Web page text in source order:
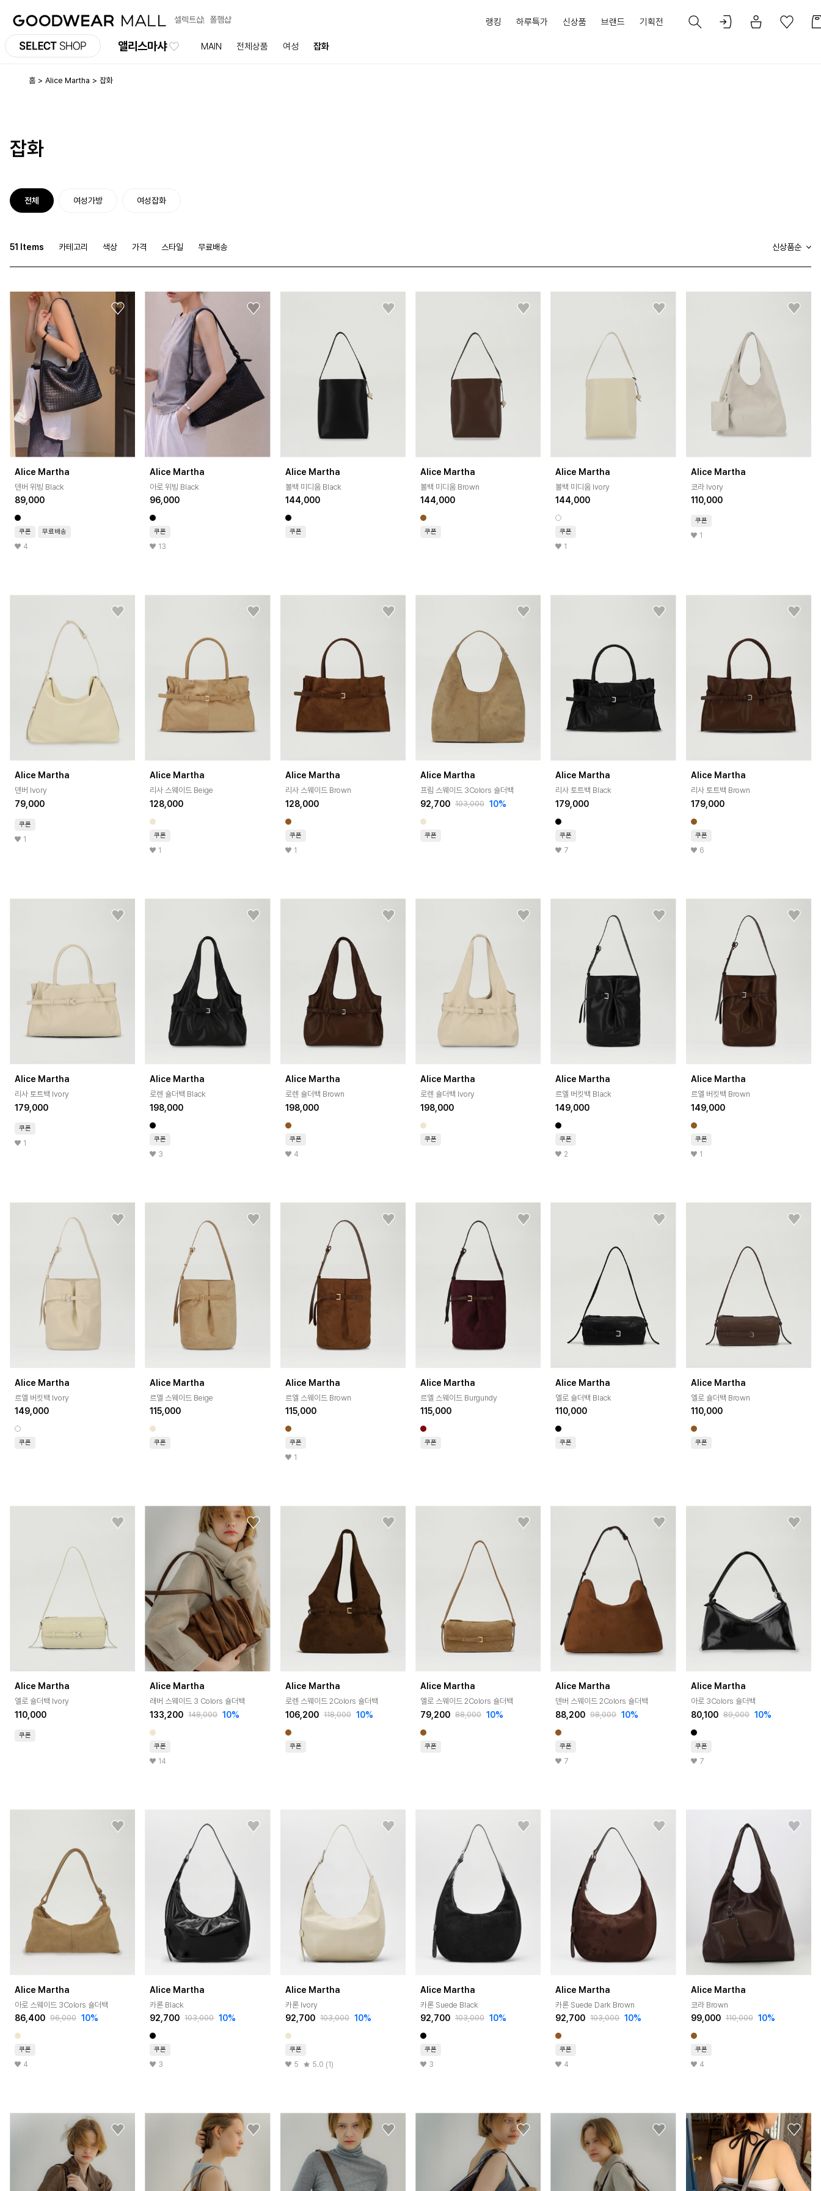
셀렉트샵 폴햄샵
앨리스마샤 MAIN 전체상품 여성 잡화
랭킹 하루특가 신상품 브랜드 기획전
홈 Alice Martha 잡화
잡화
전체 여성가방 여성잡화
51 Items 카테고리 색상 가격 스타일 무료배송 신상품순
Alice Martha
덴버 위빙 Black
89,000
쿠폰 무료배송
4
Alice Martha
아로 위빙 Black
96,000
쿠폰
13
Alice Martha
볼백 미디움 Black
144,000
쿠폰
Alice Martha
볼백 미디움 Brown
144,000
쿠폰
Alice Martha
볼백 미디움 Ivory
144,000
쿠폰
1
Alice Martha
코라 Ivory
110,000
쿠폰
1
Alice Martha
덴버 Ivory
79,000
쿠폰
1
Alice Martha
리사 스웨이드 Beige
128,000
쿠폰
1
Alice Martha
리사 스웨이드 Brown
128,000
쿠폰
1
Alice Martha
프림 스웨이드 3Colors 숄더백
92,700 103,000 10%
쿠폰
Alice Martha
리사 토트백 Black
179,000
쿠폰
7
Alice Martha
리사 토트백 Brown
179,000
쿠폰
6
Alice Martha
리사 토트백 Ivory
179,000
쿠폰
1
Alice Martha
로렌 숄더백 Black
198,000
쿠폰
3
Alice Martha
로렌 숄더백 Brown
198,000
쿠폰
4
Alice Martha
로렌 숄더백 Ivory
198,000
쿠폰
Alice Martha
르엘 버킷백 Black
149,000
쿠폰
2
Alice Martha
르엘 버킷백 Brown
149,000
쿠폰
1
Alice Martha
르엘 버킷백 Ivory
149,000
쿠폰
Alice Martha
르엘 스웨이드 Beige
115,000
쿠폰
Alice Martha
르엘 스웨이드 Brown
115,000
쿠폰
1
Alice Martha
르엘 스웨이드 Burgundy
115,000
쿠폰
Alice Martha
엘로 숄더백 Black
110,000
쿠폰
Alice Martha
엘로 숄더백 Brown
110,000
쿠폰
Alice Martha
엘로 숄더백 Ivory
110,000
쿠폰
Alice Martha
래버 스웨이드 3 Colors 숄더백
133,200 148,000 10%
쿠폰
14
Alice Martha
로렌 스웨이드 2Colors 숄더백
106,200 118,000 10%
쿠폰
Alice Martha
엘로 스웨이드 2Colors 숄더백
79,200 88,000 10%
쿠폰
Alice Martha
덴버 스웨이드 2Colors 숄더백
88,200 98,000 10%
쿠폰
7
Alice Martha
아로 3Colors 숄더백
80,100 89,000 10%
쿠폰
7
Alice Martha
아로 스웨이드 3Colors 숄더백
86,400 96,000 10%
쿠폰
4
Alice Martha
카론 Black
92,700 103,000 10%
쿠폰
3
Alice Martha
카론 Ivory
92,700 103,000 10%
쿠폰
5 5.0 (1)
Alice Martha
카론 Suede Black
92,700 103,000 10%
쿠폰
3
Alice Martha
카론 Suede Dark Brown
92,700 103,000 10%
쿠폰
4
Alice Martha
코라 Brown
99,000 110,000 10%
쿠폰
4